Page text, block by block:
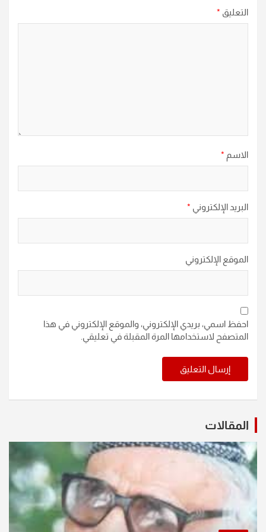
التعليق *
الاسم *
البريد الإلكتروني *
الموقع الإلكتروني
احفظ اسمي، بريدي الإلكتروني، والموقع الإلكتروني في هذا
المتصفح لاستخدامها المرة المقبلة في تعليقي.
المقالات